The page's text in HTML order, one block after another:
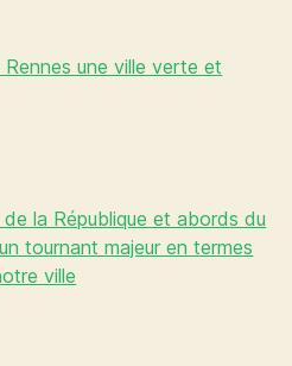
une ville verte et
la République et abords du
tournant majeur en termes
ville